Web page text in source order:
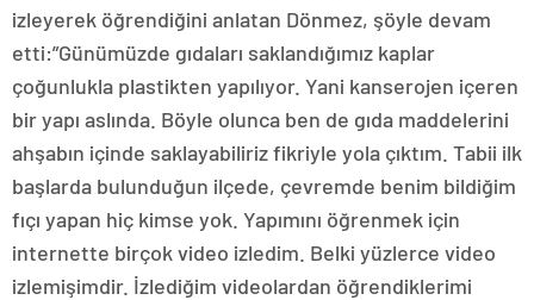
izleyerek öğrendiğini anlatan Dönmez, şöyle devam
etti:”Günümüzde gıdaları saklandığımız kaplar
çoğunlukla plastikten yapılıyor. Yani kanserojen içeren
bir yapı aslında. Böyle olunca ben de gıda maddelerini
ahşabın içinde saklayabiliriz fikriyle yola çıktım. Tabii ilk
başlarda bulunduğun ilçede, çevremde benim bildiğim
fıçı yapan hiç kimse yok. Yapımını öğrenmek için
internette birçok video izledim. Belki yüzlerce video
izlemişimdir. İzlediğim videolardan öğrendiklerimi